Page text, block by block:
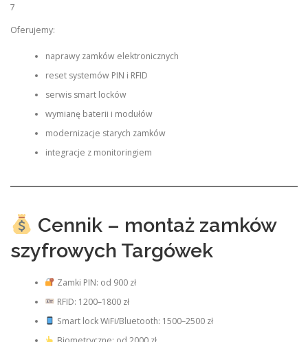
7
Oferujemy:
naprawy zamków elektronicznych
reset systemów PIN i RFID
serwis smart locków
wymianę baterii i modułów
modernizacje starych zamków
integracje z monitoringiem
Cennik – montaż zamków
szyfrowych Targówek
Zamki PIN: od 900 zł
RFID: 1200–1800 zł
Smart lock WiFi/Bluetooth: 1500–2500 zł